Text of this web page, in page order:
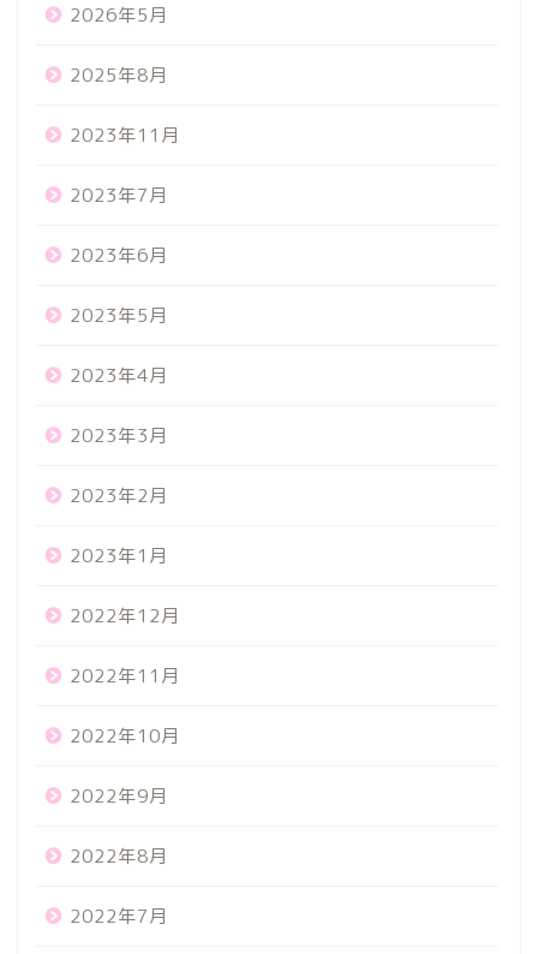
2026年5月
2025年8月
2023年11月
2023年7月
2023年6月
2023年5月
2023年4月
2023年3月
2023年2月
2023年1月
2022年12月
2022年11月
2022年10月
2022年9月
2022年8月
2022年7月